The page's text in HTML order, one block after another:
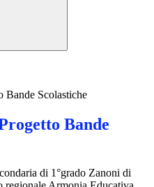
Bande Scolastiche
Bande
di 1°grado Zanoni di